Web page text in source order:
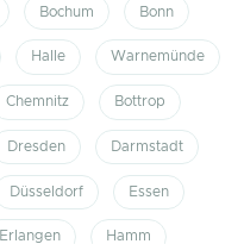
Bochum Bonn
Halle Warnemünde
Chemnitz Bottrop
Dresden Darmstadt
Düsseldorf Essen
Erlangen Hamm